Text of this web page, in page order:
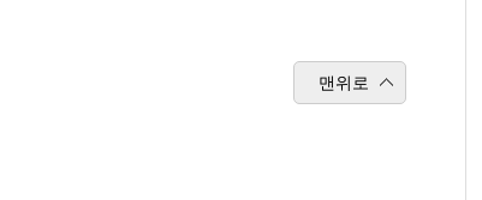
맨위로